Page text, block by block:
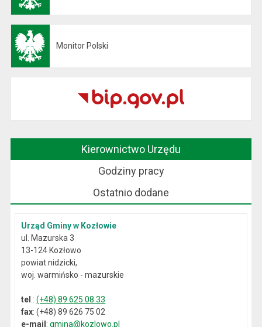
Monitor Polski
Kierownictwo Urzędu
Godziny pracy
Ostatnio dodane
Urząd Gminy w Kozłowie
ul. Mazurska 3
13-124 Kozłowo
powiat nidzicki,
woj. warmińsko - mazurskie
tel .:(+48) 89 625 08 33
fax: (+48) 89 626 75 02
e-mail:gmina@kozlowo.pl